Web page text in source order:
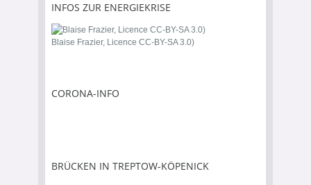
INFOS ZUR ENERGIEKRISE
Blaise Frazier, Licence CC-BY-SA 3.0)
CORONA-INFO
BRÜCKEN IN TREPTOW-KÖPENICK